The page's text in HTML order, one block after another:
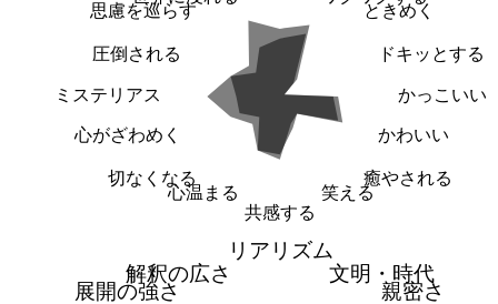
ときめく
ドキッとする
かっこいい
かわいい
癒やされる
笑える
共感する
心温まる
切なくなる
心がざわめく
ミステリアス
圧倒される
思慮を巡らす
リアリズム
文明・時代
親密さ
展開の強さ
解釈の広さ